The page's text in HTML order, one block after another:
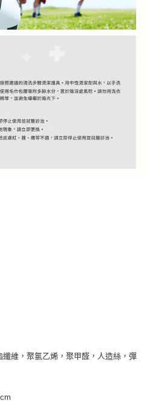
維，聚氯乙烯，聚甲醛，人造絲，彈